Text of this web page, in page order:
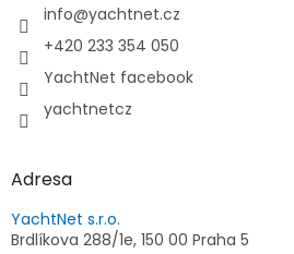
info@yachtnet.cz
+420 233 354 050
YachtNet facebook
yachtnetcz
Adresa
YachtNet s.r.o.
Brdlíkova 288/1e, 150 00 Praha 5